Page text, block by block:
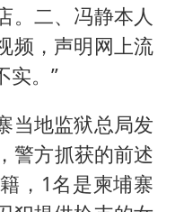
。二、冯静本人
频，声明网上流
实。”
当地监狱总局发
警方抓获的前述
，1名是柬埔寨